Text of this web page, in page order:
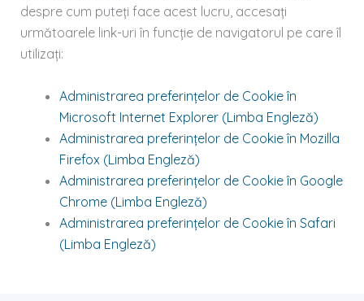
despre cum puteți face acest lucru, accesați
următoarele link-uri în funcție de navigatorul pe care îl
utilizați:
Administrarea preferințelor de Cookie în
Microsoft Internet Explorer (Limba Engleză)
Administrarea preferințelor de Cookie în Mozilla
Firefox (Limba Engleză)
Administrarea preferințelor de Cookie în Google
Chrome (Limba Engleză)
Administrarea preferințelor de Cookie în Safari
(Limba Engleză)